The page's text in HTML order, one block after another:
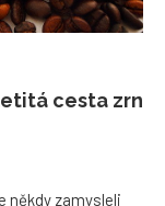
cesta zrn
někdy zamysleli